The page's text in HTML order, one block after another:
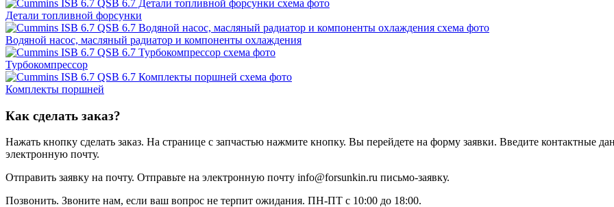
Детали топливной форсунки
Водяной насос, масляный радиатор и компоненты охлаждения
Турбокомпрессор
Комплекты поршней
Как сделать заказ?
Нажать кнопку сделать заказ. На странице с запчастью нажмите кнопку. Вы перейдете на форму заявки. Введите контактные
электронную почту.
Отправить заявку на почту. Отправьте на электронную почту info@forsunkin.ru письмо-заявку.
Позвонить. Звоните нам, если ваш вопрос не терпит ожидания. ПН-ПТ с 10:00 до 18:00.